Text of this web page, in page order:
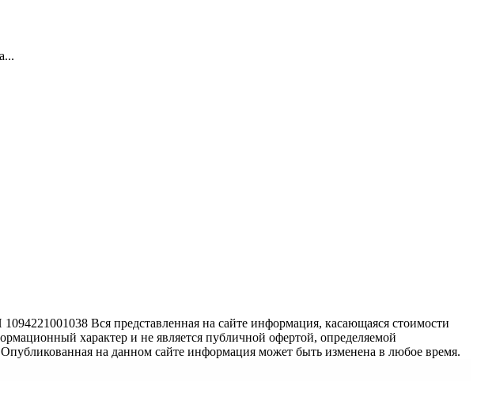
Вся представленная на сайте информация, касающаяся стоимости
характер и не является публичной офертой, определяемой
на данном сайте информация может быть изменена в любое время.